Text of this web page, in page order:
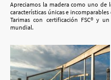
Apreciamos la madera como uno de
características únicas e
Tarimas con certificación FSC® y
mundial.